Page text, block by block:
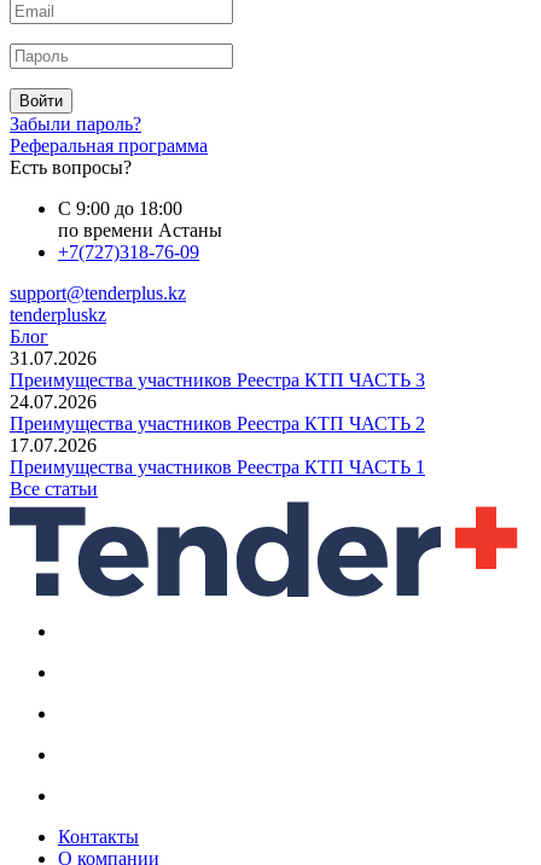
Войти
Забыли пароль?
Реферальная программа
Есть вопросы?
С 9:00 до 18:00
по времени Астаны
+7(727)318-76-09
support@tenderplus.kz
tenderpluskz
Блог
31.07.2026
Преимущества участников Реестра КТП ЧАСТЬ 3
24.07.2026
Преимущества участников Реестра КТП ЧАСТЬ 2
17.07.2026
Преимущества участников Реестра КТП ЧАСТЬ 1
Все статьи
Контакты
О компании